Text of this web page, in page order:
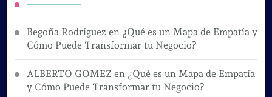
Begoña Rodríguez en ¿Qué es un Mapa de Empatía y
Cómo Puede Transformar tu Negocio?
ALBERTO GOMEZ en ¿Qué es un Mapa de Empatía
y Cómo Puede Transformar tu Negocio?